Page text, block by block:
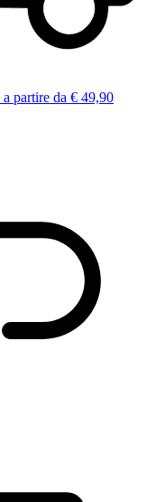
a partire da € 49,90